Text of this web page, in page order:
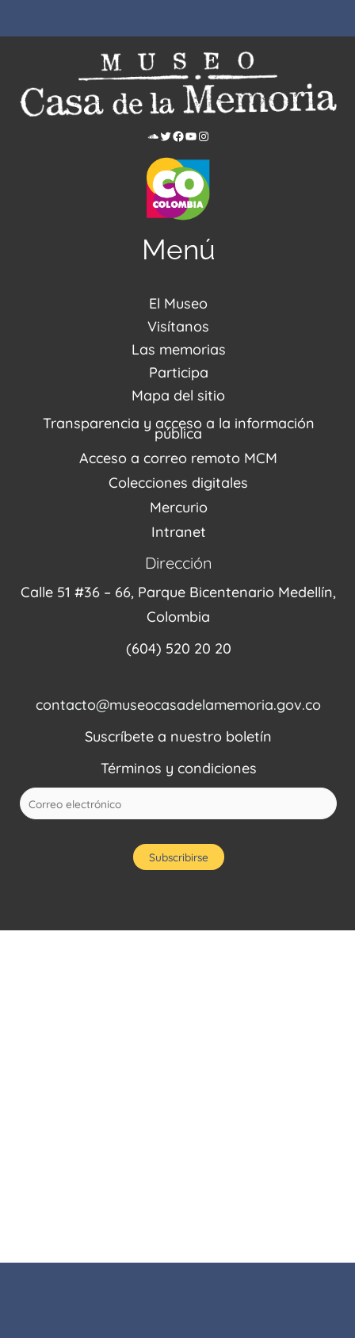
Menú
El Museo
Acerca de nosotros
Noticias
PQRSDF
Visítanos
Visítanos
Reserva tus espacios
Agenda / Programación
Recorridos Virtuales
Las memorias
Centro de Recursos
Repositorio (MUSEO / CASA / MEMORIA)
Narrativas del conflicto
Proyectos
Enlaces de memorias
Fondo Editorial
Participa
Estímulos
Mapa del sitio
Transparencia y acceso a la información
pública
Acceso a correo remoto MCM
Colecciones digitales
Mercurio
Intranet
Dirección
Calle 51 #36 – 66, Parque Bicentenario Medellín,
Colombia
(604) 520 20 20
contacto@museocasadelamemoria.gov.co
Suscríbete a nuestro boletín
Términos y condiciones